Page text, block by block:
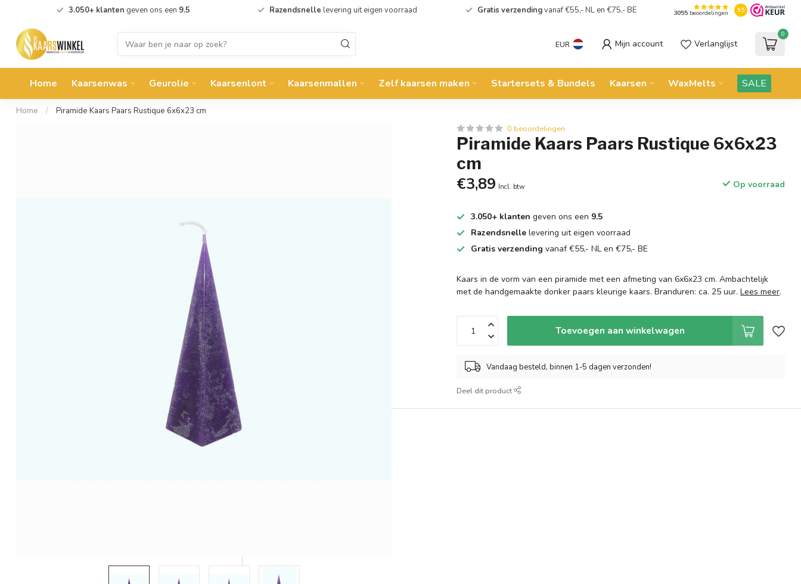
3.050+ klanten geven ons een 9.5 Razendsnelle levering uit eigen voorraad Gratis verzendingvanaf €55,- NL en €75,- BE 3055beoordelingen 9.5
EUR Mijn account Verlanglijst
0
Home Kaarsenwas Geurolie Kaarsenlont Kaarsenmallen Zelf kaarsen maken Startersets & Bundels Kaarsen WaxMelts SALE
Home / Piramide Kaars Paars Rustique 6x6x23 cm
0 beoordelingen
Piramide Kaars Paars Rustique 6x6x23
cm
€3,89 Incl. btw Op voorraad
3.050+ klanten geven ons een 9.5
Razendsnelle levering uit eigen voorraad
Gratis verzending vanaf €55,- NL en €75,- BE
Kaars in de vorm van een piramide met een afmeting van 6x6x23 cm. Ambachtelijk
met de handgemaakte donker paars kleurige kaars. Branduren: ca. 25 uur.Lees meer.
Toevoegen aan winkelwagen
Vandaag besteld, binnen 1-5 dagen verzonden!
Deel dit product